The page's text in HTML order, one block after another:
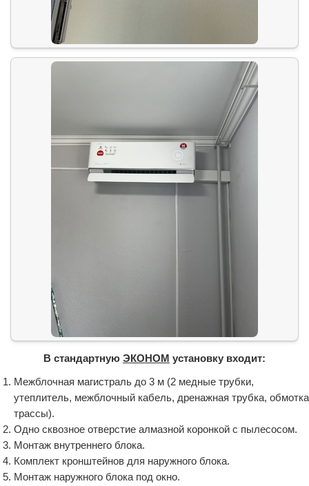
В стандартную ЭКОНОМ установку входит:
Межблочная магистраль до 3 м (2 медные трубки,
утеплитель, межблочный кабель, дренажная трубка, обмотка
трассы).
Одно сквозное отверстие алмазной коронкой с пылесосом.
Монтаж внутреннего блока.
Комплект кронштейнов для наружного блока.
Монтаж наружного блока под окно.